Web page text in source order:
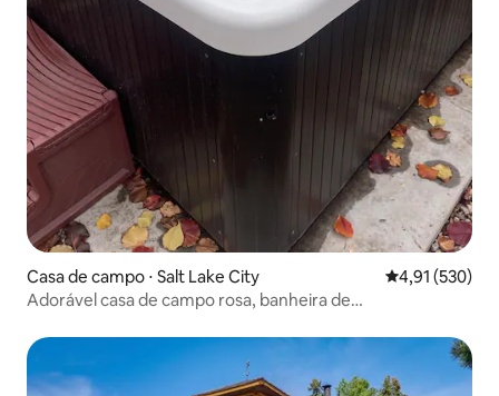
Casa de campo ⋅ Salt Lake City 4,91 de uma
4,91 (530)
Adorável casa de campo rosa, banheira de